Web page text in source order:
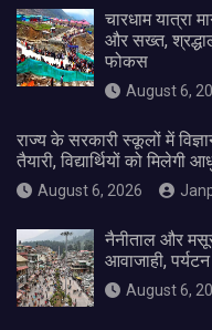
चारधाम यात्रा
और सख्त,
फोकस
August 6,
राज्य के सरकारी स्कूलों में
तैयारी, विद्यार्थियों को मिलेगी
August 6, 2026
नैनीताल और
आवाजाही,
August 6,